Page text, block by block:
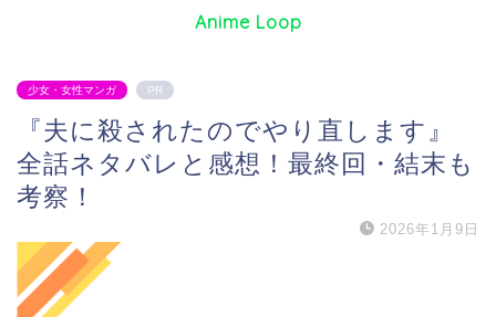
Anime Loop
少女・女性マンガ PR
『夫に殺されたのでやり直します』
全話ネタバレと感想！最終回・結末も
考察！
2026年1月9日